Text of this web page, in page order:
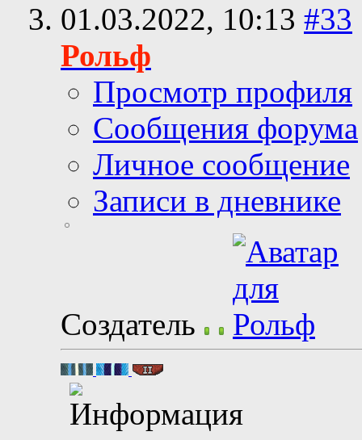
01.03.2022, 10:13 #33
Рольф
Просмотр профиля
Сообщения форума
Личное сообщение
Записи в дневнике
Создатель